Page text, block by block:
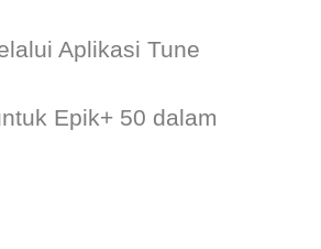
Aplikasi Tune
Epik+ 50 dalam